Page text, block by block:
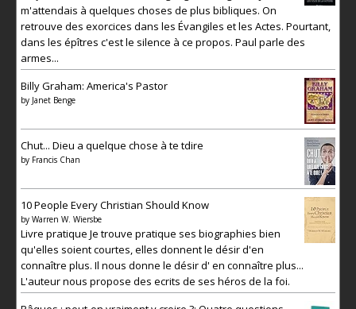
m'attendais à quelques choses de plus bibliques. On
retrouve des exorcices dans les Évangiles et les Actes. Pourtant,
dans les épîtres c'est le silence à ce propos. Paul parle des
armes...
Billy Graham: America's Pastor
by Janet Benge
Chut... Dieu a quelque chose à te tdire
by Francis Chan
10 People Every Christian Should Know
by Warren W. Wiersbe
Livre pratique Je trouve pratique ses biographies bien
qu'elles soient courtes, elles donnent le désir d'en
connaître plus. Il nous donne le désir d' en connaître plus...
L'auteur nous propose des ecrits de ses héros de la foi.